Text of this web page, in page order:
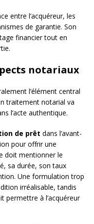
entre l’acquéreur, les
de garantie. Son
financier tout en
notariaux
l’élément central
traitement notarial va
l’acte authentique.
de prêt dans l’avant-
pour offrir une
doit mentionner le
sa durée, son taux
Une formulation trop
irréalisable, tandis
permettre à l’acquéreur